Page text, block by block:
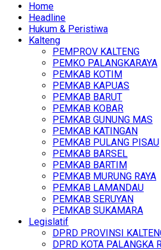
Home
Headline
Hukum & Peristiwa
Kalteng
PEMPROV KALTENG
PEMKO PALANGKARAYA
PEMKAB KOTIM
PEMKAB KAPUAS
PEMKAB BARUT
PEMKAB KOBAR
PEMKAB GUNUNG MAS
PEMKAB KATINGAN
PEMKAB PULANG PISAU
PEMKAB BARSEL
PEMKAB BARTIM
PEMKAB MURUNG RAYA
PEMKAB LAMANDAU
PEMKAB SERUYAN
PEMKAB SUKAMARA
Legislatif
DPRD PROVINSI
DPRD KOTA PALANGKA